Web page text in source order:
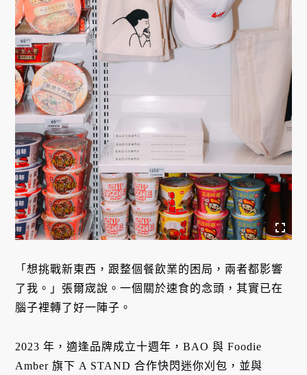
「想挑戰新東西，跟整個餐飲業的困局，兩者都影響
了我。」張爾宬說。一個關於速食的念頭，其實已在
腦子裡轉了好一陣子。
2023 年，適逢品牌成立十週年，BAO 與 Foodie
Amber 旗下 A STAND 合作快閃迷你刈包，並與